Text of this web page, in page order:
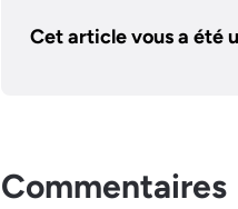
Cet article vous a été
Commentaires